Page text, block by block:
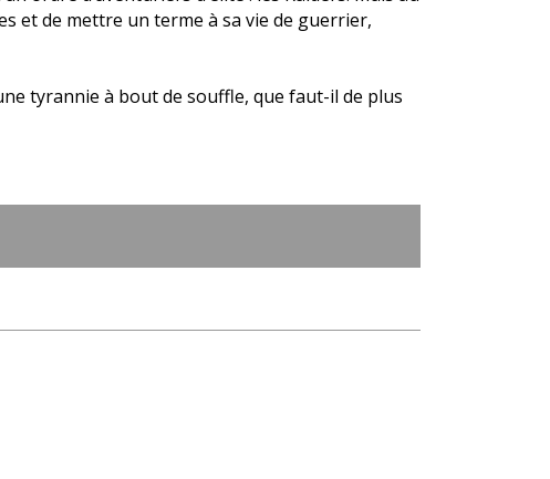
et de mettre un terme à sa vie de guerrier,
tyrannie à bout de souffle, que faut-il de plus